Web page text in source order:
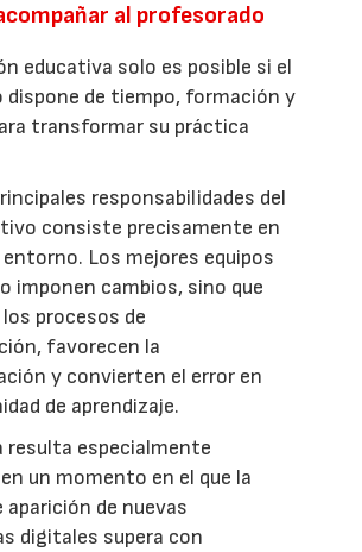
al profesorado
educativa solo es posible si el
dispone de tiempo, formación y
transformar su práctica
responsabilidades del
consiste precisamente en
entorno. Los mejores equipos
imponen cambios, sino que
procesos de
favorecen la
y convierten el error en
de aprendizaje.
resulta especialmente
un momento en el que la
aparición de nuevas
digitales supera con